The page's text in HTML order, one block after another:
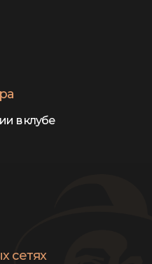
в клубе
сетях